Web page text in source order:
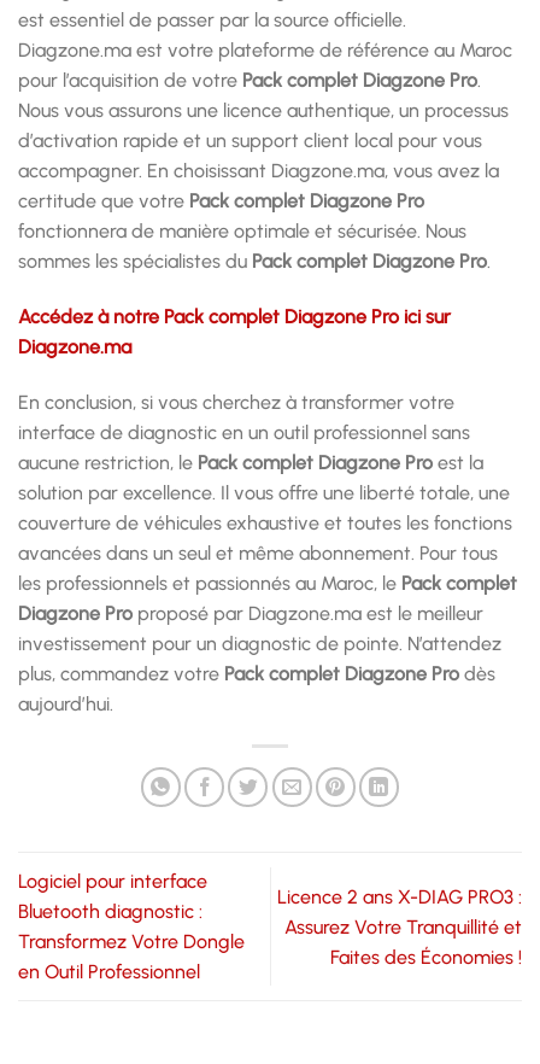
est essentiel de passer par la source officielle.
Diagzone.ma est votre plateforme de référence au Maroc
pour l’acquisition de votre Pack complet Diagzone Pro.
Nous vous assurons une licence authentique, un processus
d’activation rapide et un support client local pour vous
accompagner. En choisissant Diagzone.ma, vous avez la
certitude que votre Pack complet Diagzone Pro
fonctionnera de manière optimale et sécurisée. Nous
sommes les spécialistes du Pack complet Diagzone Pro.
Accédez à notre Pack complet Diagzone Pro ici sur
Diagzone.ma
En conclusion, si vous cherchez à transformer votre
interface de diagnostic en un outil professionnel sans
aucune restriction, le Pack complet Diagzone Pro est la
solution par excellence. Il vous offre une liberté totale, une
couverture de véhicules exhaustive et toutes les fonctions
avancées dans un seul et même abonnement. Pour tous
les professionnels et passionnés au Maroc, le Pack complet
Diagzone Pro proposé par Diagzone.ma est le meilleur
investissement pour un diagnostic de pointe. N’attendez
plus, commandez votre Pack complet Diagzone Pro dès
aujourd’hui.
Logiciel pour interface
Bluetooth diagnostic :
Transformez Votre Dongle
en Outil Professionnel
Licence 2 ans X-DIAG PRO3 :
Assurez Votre Tranquillité et
Faites des Économies !